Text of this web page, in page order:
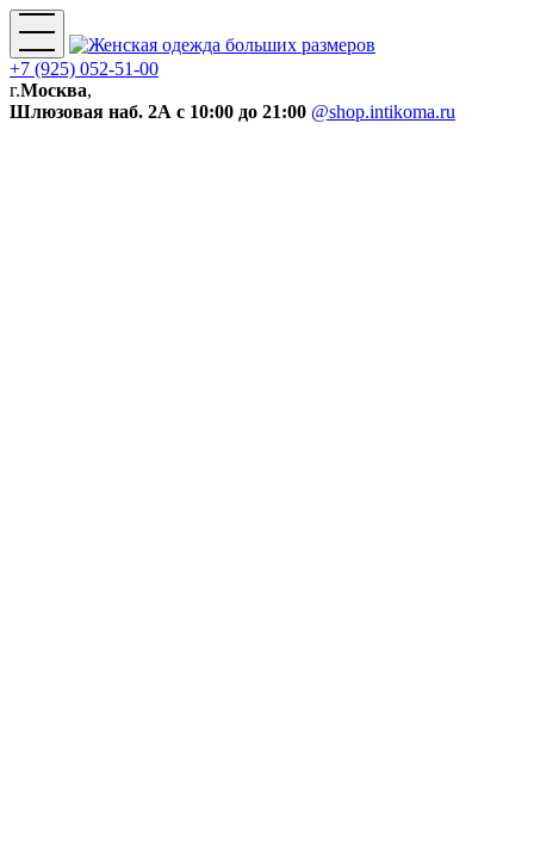
+7 (925) 052-51-00
г.Москва,
Шлюзовая наб. 2А с 10:00 до 21:00 @shop.intikoma.ru